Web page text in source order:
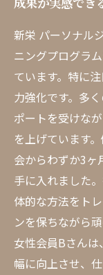
新栄 パーソナル
ニングプログラ
ています。特に
力強化です。多
ポートを受けな
を上げています
会からわずか3ヶ
手に入れました
体的な方法をト
ンを保ちながら
女性会員Bさん
幅に向上させ、